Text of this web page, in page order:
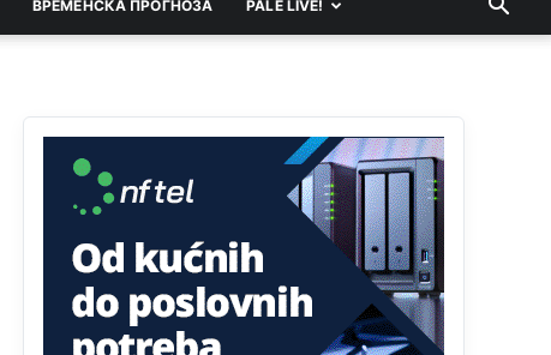
ВРEМEНСКА ПРОГНОЗА PALE LIVE!
Prema zvaničnim podacima Agencije za statistiku
Анонимно2818605 јуче 11:30
Prema podacima o informaciono-komunikacionim
tehnologijama, čak 33,4% domaćinstava u BiH
uopšte nema pristup računaru bilo koje vrste
(desktop, laptop ili tablet
Анонимно2818605 јуче
11:34
Najveći dio populacije starije od 65 godina
uopšte ne koristi internet, niti ima pristup
računarima